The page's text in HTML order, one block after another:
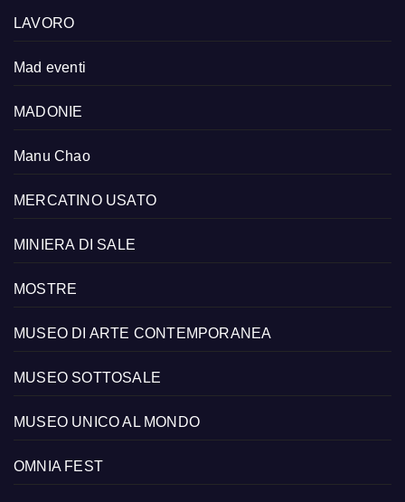
LAVORO
Mad eventi
MADONIE
Manu Chao
MERCATINO USATO
MINIERA DI SALE
MOSTRE
MUSEO DI ARTE CONTEMPORANEA
MUSEO SOTTOSALE
MUSEO UNICO AL MONDO
OMNIA FEST